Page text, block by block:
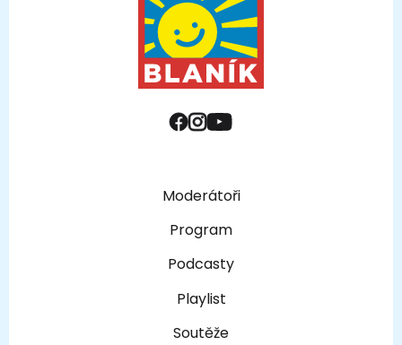
Moderátoři
Program
Podcasty
Playlist
Soutěže